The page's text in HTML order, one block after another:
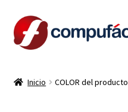
Ir
a
Ir
al
contenido
Inicio COLOR del producto